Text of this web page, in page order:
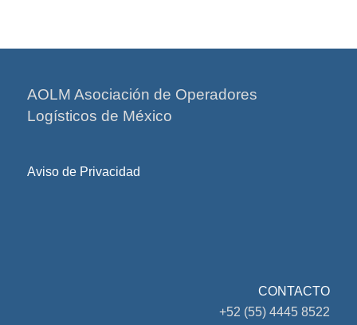
AOLM Asociación de Operadores
Logísticos de México
Aviso de Privacidad
CONTACTO
+52 (55) 4445 8522